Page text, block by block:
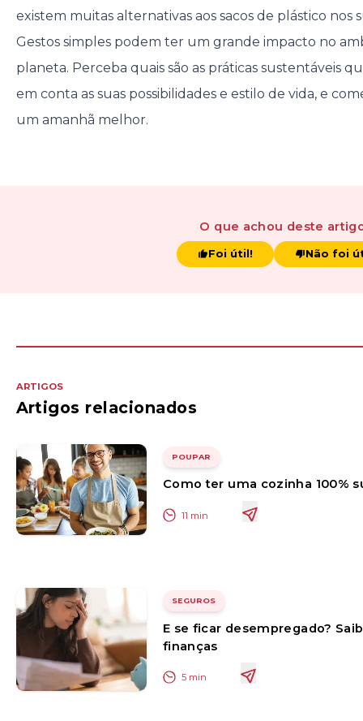
existem muitas alternativas aos sacos de plástico
Gestos simples podem ter um grande impacto no
planeta. Perceba quais são as práticas sustentáveis
em conta as suas possibilidades e estilo de vida, e
um amanhã melhor.
O que achou deste
Foi útil! Não foi
ARTIGOS
Artigos relacionados
POUPAR
Como ter uma cozinha 100%
11 min
SEGUROS
E se ficar desempregado?
finanças
5min